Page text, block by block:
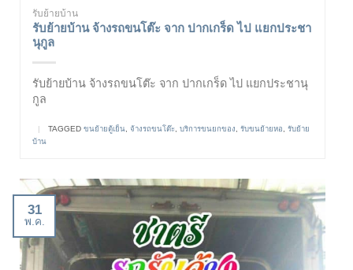
รับย้ายบ้าน
รับย้ายบ้าน จ้างรถขนโต๊ะ จาก ปากเกร็ด ไป แยกประชา
นุกูล
รับย้ายบ้าน จ้างรถขนโต๊ะ จาก ปากเกร็ด ไป แยกประชานุ
กูล
TAGGED ขนย้ายตู้เย็น, จ้างรถขนโต๊ะ, บริการขนยกของ, รับขนย้ายหอ, รับย้าย
บ้าน
31
พ.ค.